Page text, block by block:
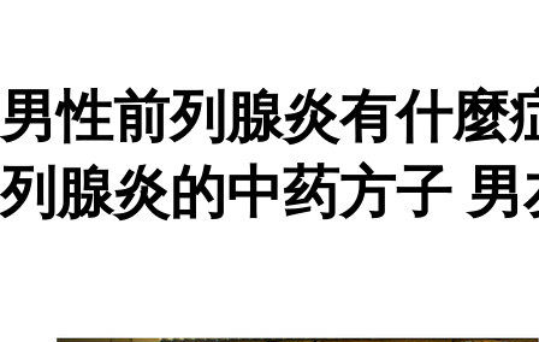
男性前列腺炎有什麼
列腺炎的中药方子